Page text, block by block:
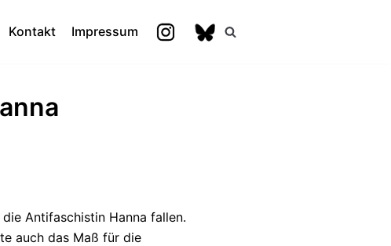
Kontakt Impressum
Antifaschistin Hanna fallen.
auch das Maß für die